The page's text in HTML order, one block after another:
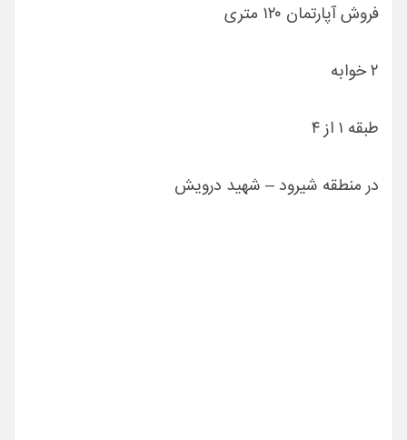
فروش آپارتمان ١٢٠ متری
٢ خوابه
طبقه ١ از ۴
در منطقه شیرود – شهید درویش